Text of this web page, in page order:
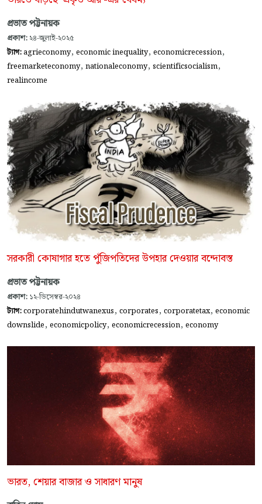
প্রভাত পট্টনায়ক
প্রকাশ: ২৪-জুলাই-২০২৫
ট্যাগ:agrieconomy, economic inequality, economicrecession,
freemarketeconomy, nationaleconomy, scientificsocialism,
realincome
সরকারী কোষাগার হতে পুঁজিপতিদের উপহার দেওয়ার বন্দোবস্ত
প্রভাত পট্টনায়ক
প্রকাশ: ১২-ডিসেম্বর-২০২৪
ট্যাগ:corporatehindutwanexus, corporates, corporatetax, economic
downslide, economicpolicy, economicrecession, economy
ভারত, শেয়ার বাজার ও সাধারণ মানুষ